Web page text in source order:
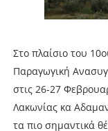
Στο πλαίσιο του
Παραγωγική
στις 26-27
Λακωνίας κα
τα πιο σημαντικά